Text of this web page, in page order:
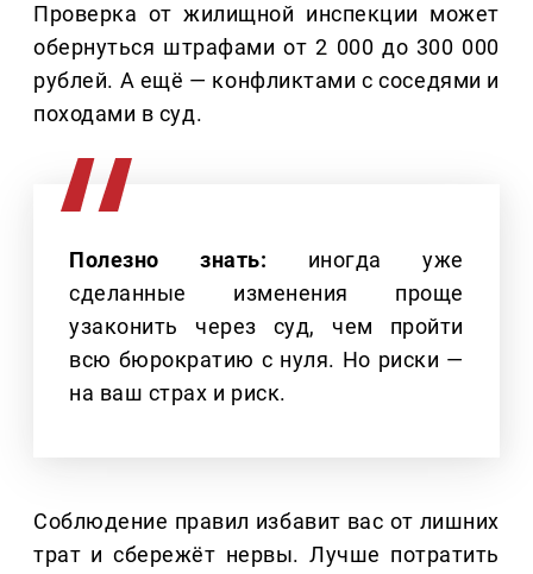
Проверка от жилищной инспекции может
обернуться штрафами от 2 000 до 300 000
рублей. А ещё — конфликтами с соседями и
походами в суд.
Полезно знать: иногда уже
сделанные изменения проще
узаконить через суд, чем пройти
всю бюрократию с нуля. Но риски —
на ваш страх и риск.
Соблюдение правил избавит вас от лишних
трат и сбережёт нервы. Лучше потратить